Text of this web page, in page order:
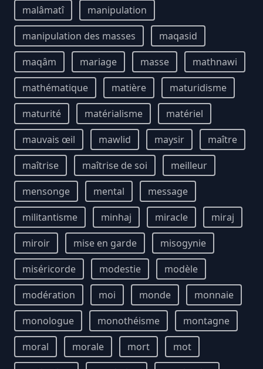
malâmatî
manipulation
manipulation des masses
maqasid
maqâm
mariage masse
mathnawi
mathématique
matière
maturidisme
maturité
matérialisme
matériel
mauvais œil
mawlid maysir
maître
maîtrise
maîtrise de soi
meilleur
mensonge
mental
message
militantisme
minhaj miracle
miraj
miroir
mise en garde
misogynie
miséricorde
modestie
modèle
modération
moi monde
monnaie
monologue
monothéisme
montagne
moral
morale mort
mot